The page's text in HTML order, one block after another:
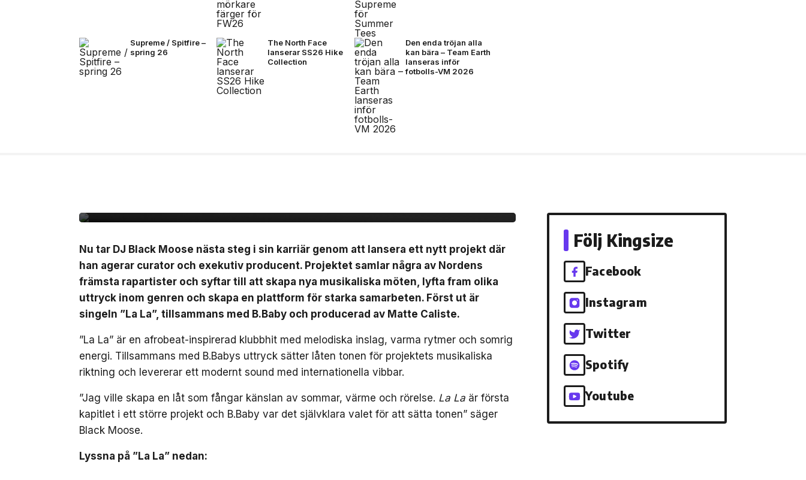
Supreme / Spitfire –
spring 26
The North Face
lanserar SS26 Hike
Collection
Den enda tröjan alla
kan bära – Team Earth
lanseras inför
fotbolls-VM 2026
Nu tar DJ Black Moose nästa steg i sin karriär genom att lansera ett nytt projekt där
han agerar curator och exekutiv producent. Projektet samlar några av Nordens
främsta rapartister och syftar till att skapa nya musikaliska möten, lyfta fram olika
uttryck inom genren och skapa en plattform för starka samarbeten. Först ut är
singeln ”La La”, tillsammans med B.Baby och producerad av Matte Caliste.
”La La” är en afrobeat-inspirerad klubbhit med melodiska inslag, varma rytmer och somrig
energi. Tillsammans med B.Babys uttryck sätter låten tonen för projektets musikaliska
riktning och levererar ett modernt sound med internationella vibbar.
”Jag ville skapa en låt som fångar känslan av sommar, värme och rörelse. La La är första
kapitlet i ett större projekt och B.Baby var det självklara valet för att sätta tonen” säger
Black Moose.
Lyssna på ”La La” nedan:
Följ Kingsize
Facebook
Instagram
Twitter
Spotify
Youtube